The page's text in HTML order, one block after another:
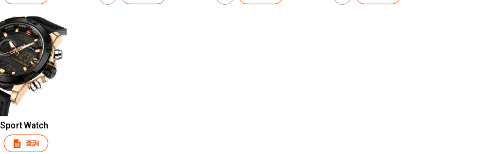
Watch
查詢